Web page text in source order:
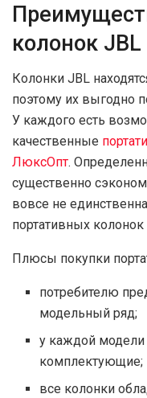
колонок
Колонки JBL
поэтому их выгодно
У каждого есть
качественные
ЛюксОпт.
существенно
вовсе не
портативных колонок
Плюсы покупки
потребителю
модельный ряд;
у каждой модели
комплектующие;
все колонки